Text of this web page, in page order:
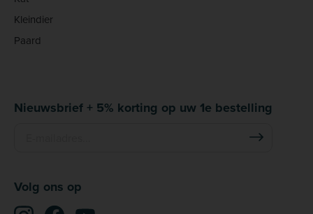
Kleindier
Paard
Nieuwsbrief + 5% korting op uw 1e bestelling
Volg ons op